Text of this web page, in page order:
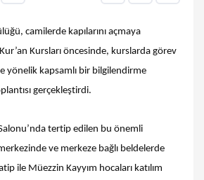
camilerde kapılarını açmaya
Kur’an Kursları öncesinde, kurslarda görev
yönelik kapsamlı bir bilgilendirme
gerçekleştirdi.
tertip edilen bu önemli
ve merkeze bağlı beldelerde
ile Müezzin Kayyım hocaları katılım